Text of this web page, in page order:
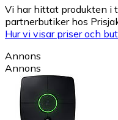
Vi har hittat produkten i
partnerbutiker hos
Hur vi visar priser och
Annons
Annons